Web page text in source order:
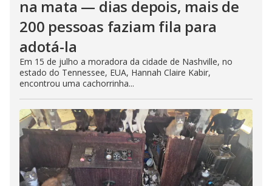
na mata — dias depois, mais de
200 pessoas faziam fila para
adotá-la
Em 15 de julho a moradora da cidade de Nashville, no
estado do Tennessee, EUA, Hannah Claire Kabir,
encontrou uma cachorrinha...